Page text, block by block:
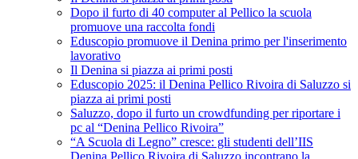
Dopo il furto di 40 computer al Pellico la scuola
promuove una raccolta fondi
Eduscopio promuove il Denina primo per l'inserimento
lavorativo
Il Denina si piazza ai primi posti
Eduscopio 2025: il Denina Pellico Rivoira di Saluzzo si
piazza ai primi posti
Saluzzo, dopo il furto un crowdfunding per riportare i
pc al “Denina Pellico Rivoira”
“A Scuola di Legno” cresce: gli studenti dell’IIS